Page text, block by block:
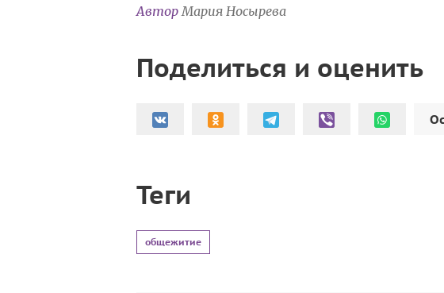
Автор Мария Носырева
Поделиться и оценить
Теги
общежитие